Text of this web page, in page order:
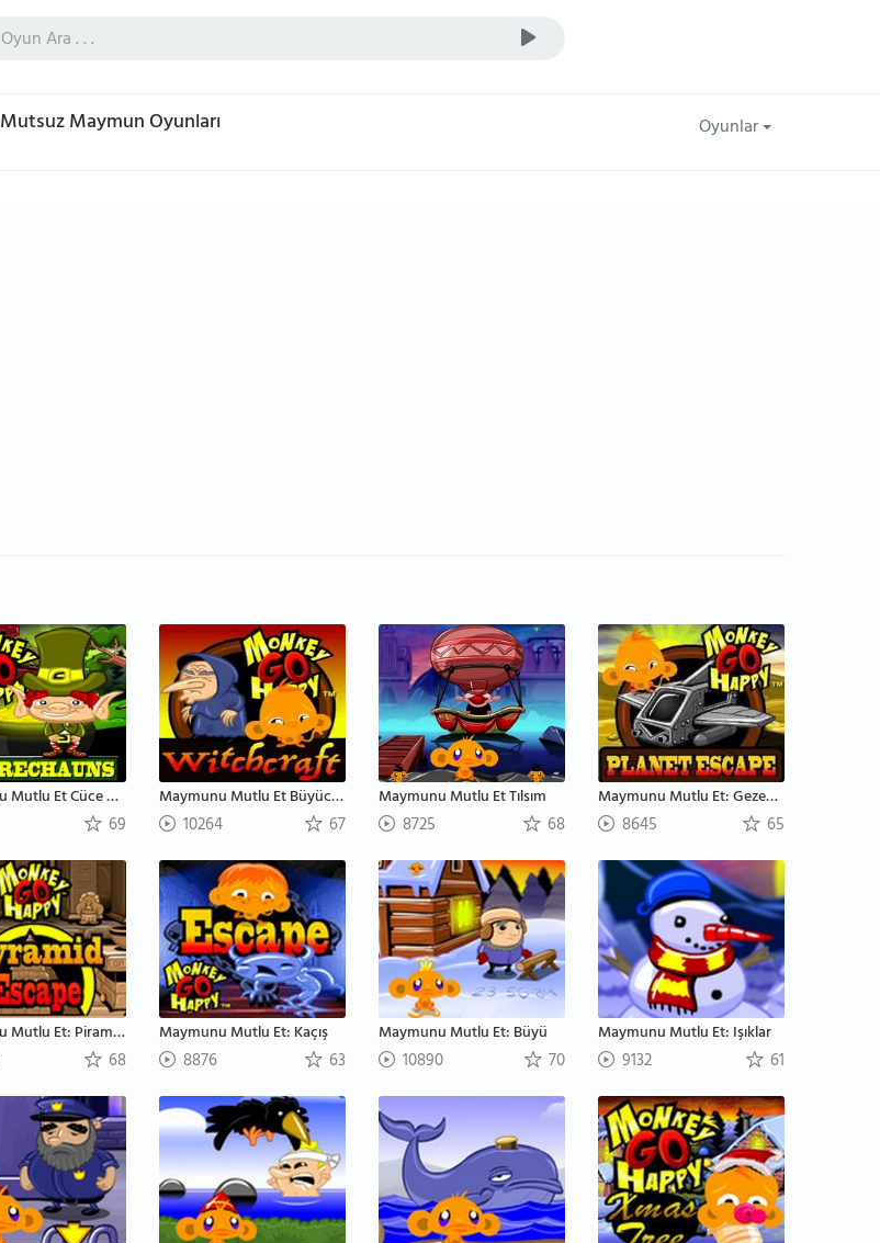
Mutsuz Maymun Oyunları
Oyunlar
Maymunu Mutlu Et Cüce Cinler
69
Maymunu Mutlu Et Büyücülük
10264 67
Maymunu Mutlu Et Tılsım
8725 68
Maymunu Mutlu Et: Gezegenden Kaçış
8645 65
Maymunu Mutlu Et: Piramitten Kaçış
68
Maymunu Mutlu Et: Kaçış
8876 63
Maymunu Mutlu Et: Büyü
10890 70
Maymunu Mutlu Et: Işıklar
9132 61